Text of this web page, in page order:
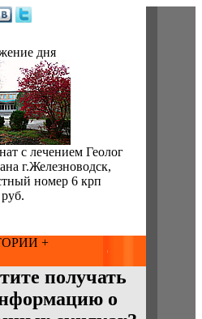
дня
с лечением Геолог
г.Железноводск,
номер 6 крп
+
получать
о